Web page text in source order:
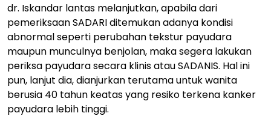
dr. Iskandar lantas melanjutkan, apabila dari
pemeriksaan SADARI ditemukan adanya kondisi
abnormal seperti perubahan tekstur payudara
maupun munculnya benjolan, maka segera lakukan
periksa payudara secara klinis atau SADANIS. Hal ini
pun, lanjut dia, dianjurkan terutama untuk wanita
berusia 40 tahun keatas yang resiko terkena kanker
payudara lebih tinggi.